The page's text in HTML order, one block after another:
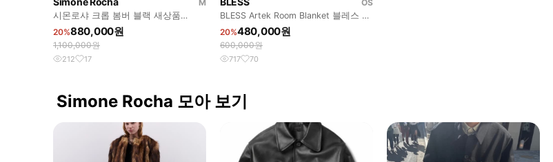
M
시몬로샤 크롭 봄버 블랙 새상품
simon rocha cropped bo
20%880,000원
1,100,000원
212 17
OS
BLESS Artek Room Blanket 블레스 블
랭킷
20%480,000원
600,000원
717 70
Simone Rocha 모아 보기